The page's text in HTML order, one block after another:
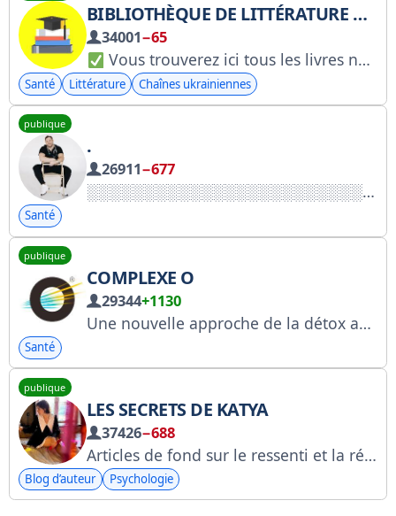
BIBLIOTHÈQUE DE LITTÉRATURE MÉDICALE
34001−65
Vous trouverez ici tous les livres nécessaires pour étudier la médecine, GRATUITEMENT
Santé Littérature Chaînes ukrainiennes
publique
.
26911−677
Santé
publique
COMPLEXE O
29344+1130
Une nouvelle approche de la détox avec la zéolite d'O-complex
Santé
publique
LES SECRETS DE KATYA
37426−688
Articles de fond sur le ressenti et la réflexion. D'après une publicité de @ladyiks. Le reste : @secret_kate
Blog d’auteur Psychologie